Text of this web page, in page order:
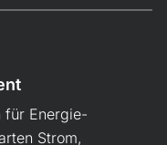
für Energie­
Strom,